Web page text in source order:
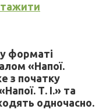
форматі
«Напої.
з початку
Т. І.» та
одночасно.